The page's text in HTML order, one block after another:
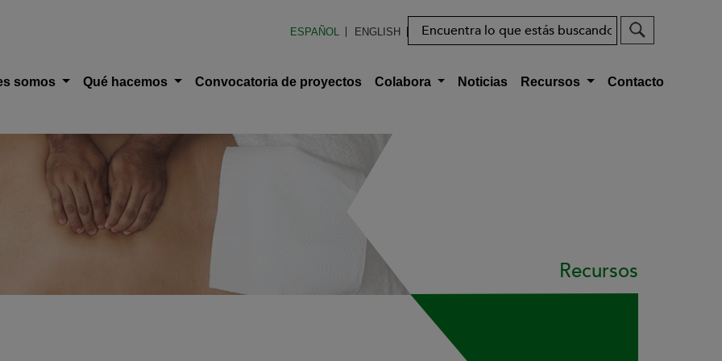
América Latina (FOAL)ESPAÑOL ENGLISH
Buscar
somos Qué hacemos Convocatoria de proyectos Colabora Noticias Recursos Contacto
Recursos
a la navegación